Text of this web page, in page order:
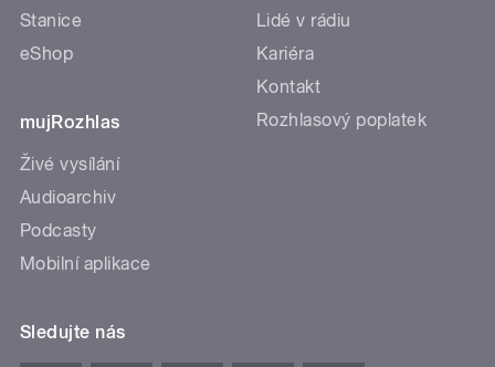
Stanice
eShop
mujRozhlas
Živé vysílání
Audioarchiv
Podcasty
Mobilní aplikace
Lidé v rádiu
Kariéra
Kontakt
Rozhlasový poplatek
Sledujte nás